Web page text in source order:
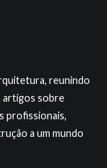
reunindo
artigos sobre
profissionais,
a um mundo